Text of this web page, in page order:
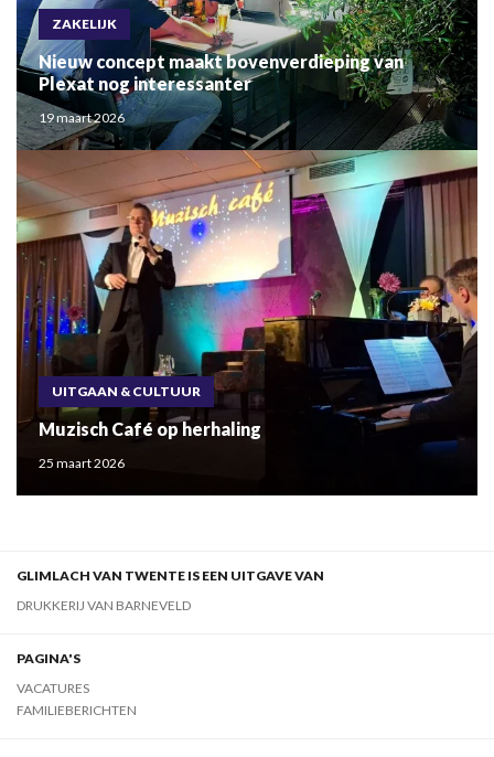
ZAKELIJK
Nieuw concept maakt bovenverdieping van
Plexat nog interessanter
19 maart 2026
UITGAAN & CULTUUR
Muzisch Café op herhaling
25 maart 2026
GLIMLACH VAN TWENTE IS EEN UITGAVE VAN
DRUKKERIJ VAN BARNEVELD
PAGINA'S
VACATURES
FAMILIEBERICHTEN